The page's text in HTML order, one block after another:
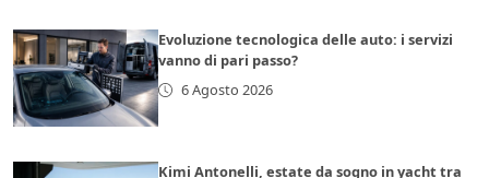
Evoluzione tecnologica delle auto: i servizi
vanno di pari passo?
6 Agosto 2026
Kimi Antonelli, estate da sogno in yacht tra